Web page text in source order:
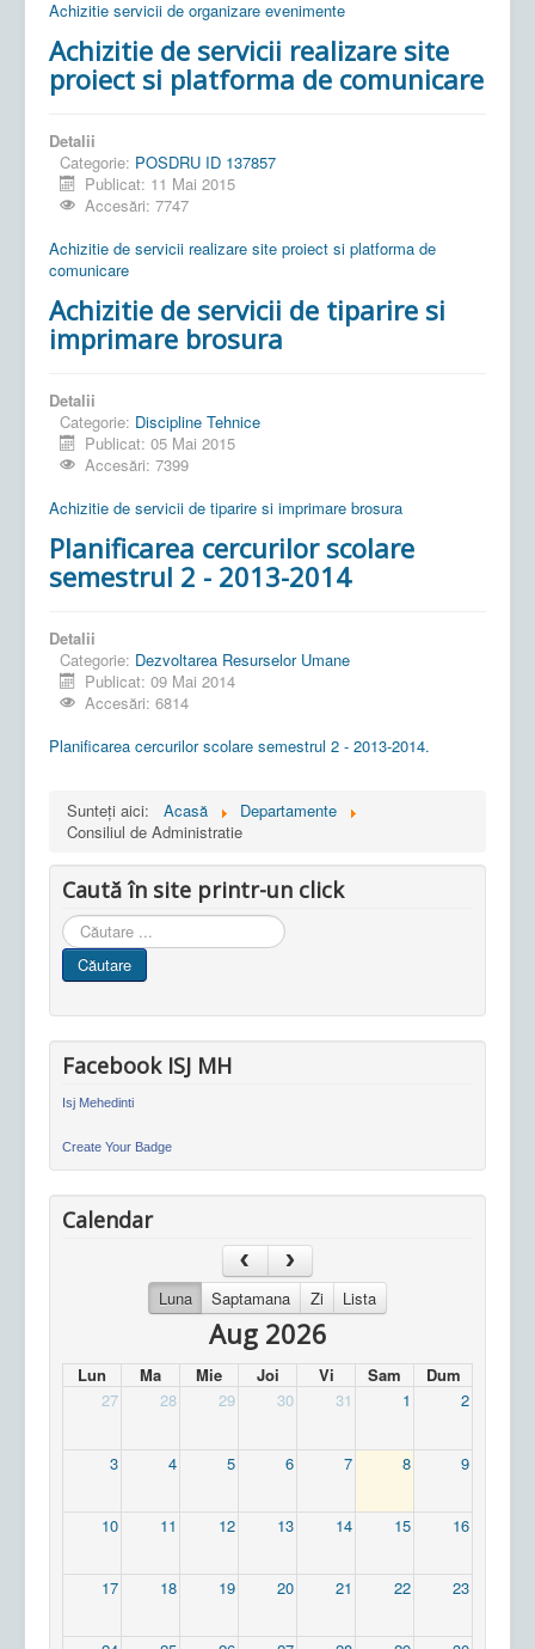
Achizitie servicii de organizare evenimente
Achizitie de servicii realizare site
proiect si platforma de comunicare
Detalii
Categorie: POSDRU ID 137857
Publicat: 11 Mai 2015
Accesări: 7747
Achizitie de servicii realizare site proiect si platforma de
comunicare
Achizitie de servicii de tiparire si
imprimare brosura
Detalii
Categorie: Discipline Tehnice
Publicat: 05 Mai 2015
Accesări: 7399
Achizitie de servicii de tiparire si imprimare brosura
Planificarea cercurilor scolare
semestrul 2 - 2013-2014
Detalii
Categorie: Dezvoltarea Resurselor Umane
Publicat: 09 Mai 2014
Accesări: 6814
Planificarea cercurilor scolare semestrul 2 - 2013-2014.
Sunteți aici: Acasă
Departamente
Consiliul de Administratie
Caută în site printr-un click
Cauta
in
site
Căutare
Facebook ISJ MH
Isj Mehedinti
Create Your Badge
Calendar
Luna Saptamana Zi Lista
Aug 2026
Lun Ma Mie Joi Vi Sam
Dum
27
28 29 30 31 1 2
3 4 5 6 7 8 9
10 11 12 13 14 15 16
17 18 19 20 21 22 23